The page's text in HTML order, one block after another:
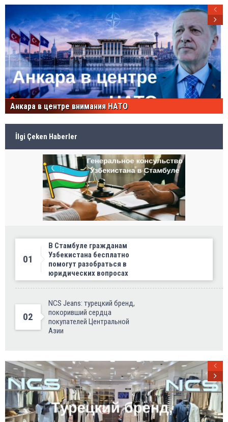
Анкара в центре внимания НАТО
İlgi Çeken Haberler
01
В Стамбуле гражданам
Узбекистана бесплатно
помогут разобраться в
юридических вопросах
02
NCS Jeans: турецкий бренд,
покоривший сердца
покупателей Центральной
Азии